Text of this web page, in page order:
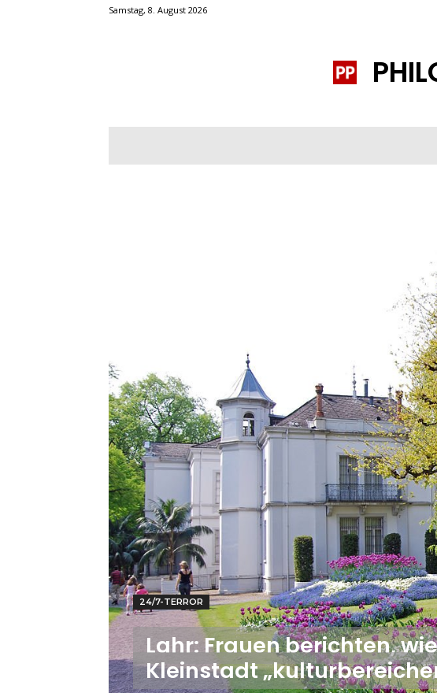
Samstag, 8. August 2026
24/7-TERROR
Lahr: Frauen berichten,
Kleinstadt